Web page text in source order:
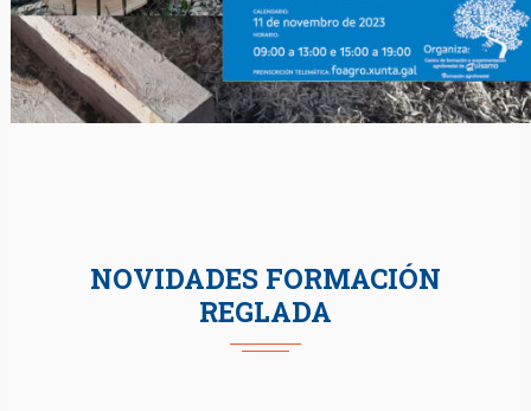
NOVIDADES FORMACIÓN
REGLADA